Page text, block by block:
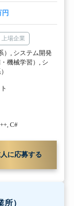
円
上場企業
, システム開発
機械学習） , シ
, C#
に応募する
）